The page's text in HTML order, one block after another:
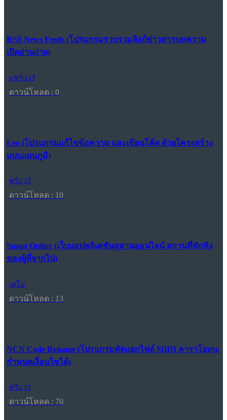
RSS News Feeds (โปรแกรมรวบรวมลิงก์ข่าวสารบทความ
เปิดอ่านง่าย)
แชร์แวร์
ดาวน์โหลด : 0
Leo (โปรแกรมแก้ไขข้อความ และเขียนโค้ด ด้วยโครงสร้าง
แบบแผนภูมิ)
ฟรีแวร์
ดาวน์โหลด : 10
Susan Online (เว็บแอปพลิเคชันสุสานออนไลน์ สถานที่พักพิง
ของผู้ที่จากไป)
เดโม
ดาวน์โหลด : 13
NCN Code Rename (โปรแกรมคัดแยกไฟล์ MIDI คาราโอเกะ
กำหนดเงื่อนไขได้)
ฟรีแวร์
ดาวน์โหลด : 70